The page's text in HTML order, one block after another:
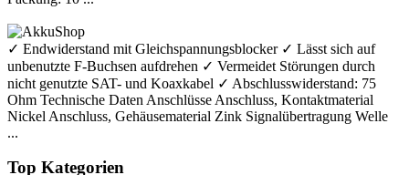
✓ Endwiderstand mit Gleichspannungsblocker ✓ Lässt sich auf
unbenutzte F-Buchsen aufdrehen ✓ Vermeidet Störungen durch
nicht genutzte SAT- und Koaxkabel ✓ Abschlusswiderstand: 75
Ohm Technische Daten Anschlüsse Anschluss, Kontaktmaterial
Nickel Anschluss, Gehäusematerial Zink Signalübertragung Welle
...
Top Kategorien